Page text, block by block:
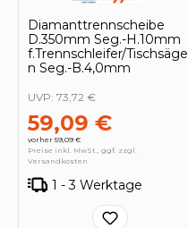
Diamanttrennscheibe
D.350mm Seg.-H.10mm
f.Trennschleifer/Tischsäge
n Seg.-B.4,0mm
59,09 €
vorher 59,09 €
UVP: 73,72 €
Preise inkl. MwSt., ggf. zzgl.
Versandkosten
1 - 3 Werktage